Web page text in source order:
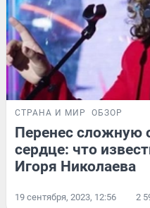
СТРАНА И МИР ОБЗОР
Перенес сложную
сердце: что
Игоря Николаева
19 сентября, 2023, 12:56 2